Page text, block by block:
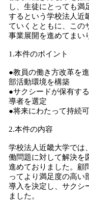
し、生徒にとっても満
するという学校法人近
ていくとともに、この
事業展開を進めてまい
1.本件のポイント
●教員の働き方改革を
部活動環境を構築
●サクシードが保有す
導者を選定
●将来にわたって持続
2.本件の内容
学校法人近畿大学では
働問題に対して解決を
進めておりました。顧
ってより満足度の高い
導入を決定し、サクシ
ました。